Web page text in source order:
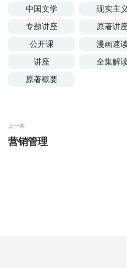
中国文学 现实主义
专题讲座
原著讲
公开课
漫画速
讲座
全集解
原著概要
上一本
营销管理